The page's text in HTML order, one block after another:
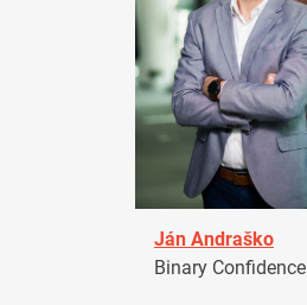
Ján Andraško
Binary Confidence